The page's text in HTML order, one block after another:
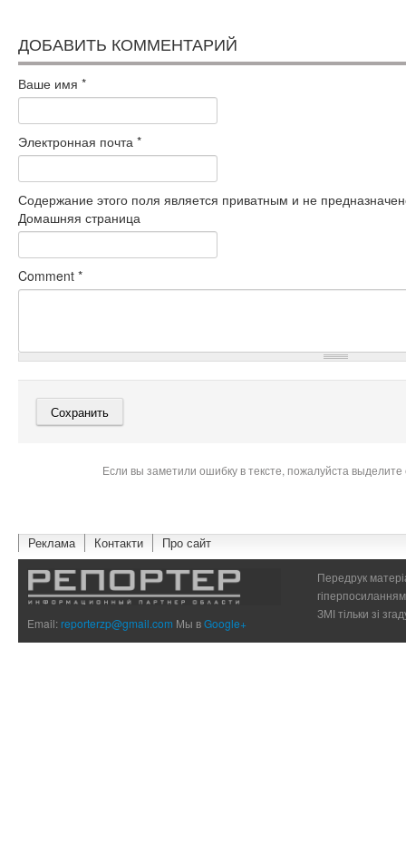
ДОБАВИТЬ КОММЕНТАРИЙ
Ваше имя *
Электронная почта *
Содержание этого поля является приватным и не
Домашняя страница
Comment *
Если вы заметили ошибку в тексте, пожалуйста
Реклама Контакти Про сайт
Email:reporterzp@gmail.com Мы вGoogle+
Передрук
ЗМІ тільки зі